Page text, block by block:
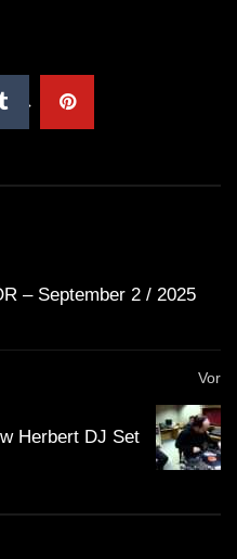
aufgelegt.
Streaming-
Events
Initiativen.
Musikszene auch
die kritische
Musik bleibt ein
– September 2 / 2025
Vor
Herbert DJ Set